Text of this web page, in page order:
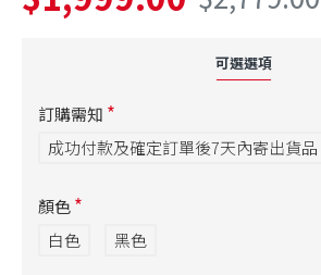
可選選項
訂購需知
成功付款及確定訂單後7天內寄出貨品
顏色
白色
黑色